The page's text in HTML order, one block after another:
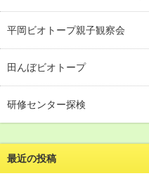
平岡ビオトープ親子観察会
田んぼビオトープ
研修センター探検
最近の投稿